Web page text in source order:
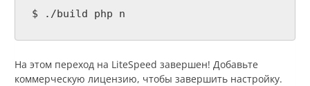
$ ./build php n
На этом переход на LiteSpeed завершен! Добавьте
коммерческую лицензию, чтобы завершить настройку.